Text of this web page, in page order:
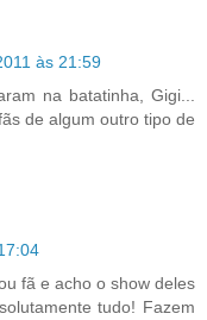
às 21:59
na batatinha, Gigi...
de algum outro tipo de
fã e acho o show deles
tudo! Fazem